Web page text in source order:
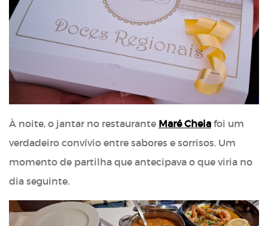
À noite, o jantar no restaurante Maré Cheia foi um
verdadeiro convívio entre sabores e sorrisos. Um
momento de partilha que antecipava o que viria no
dia seguinte.